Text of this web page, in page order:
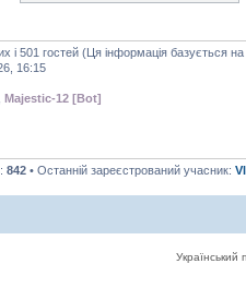
і 501 гостей (Ця інформація базується
16:15
Majestic-12 [Bot]
842 • Останній зареєстрований учасник: